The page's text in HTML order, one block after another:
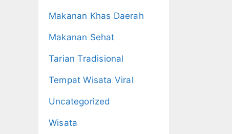
Makanan Khas Daerah
Makanan Sehat
Tarian Tradisional
Tempat Wisata Viral
Uncategorized
Wisata